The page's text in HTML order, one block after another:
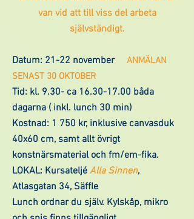
van vid att till viss del arbeta
självständigt.
Datum: 21-22 november ANMÄLAN
SENAST 30 OKTOBER
Tid: kl. 9.30- ca 16.30-17.00 båda
dagarna ( inkl. lunch 30 min)
Kostnad: 1 750 kr, inklusive canvasduk
40x60 cm, samt allt övrigt
konstnärsmaterial och fm/em-fika.
LOKAL: Kursateljé Alla Sinnen,
Atlasgatan 34, Säffle
Lunch ordnar du själv. Kylskåp, mikro